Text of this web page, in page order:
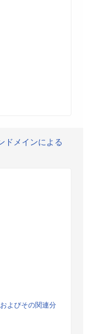
ドメインによる
よびその関連分